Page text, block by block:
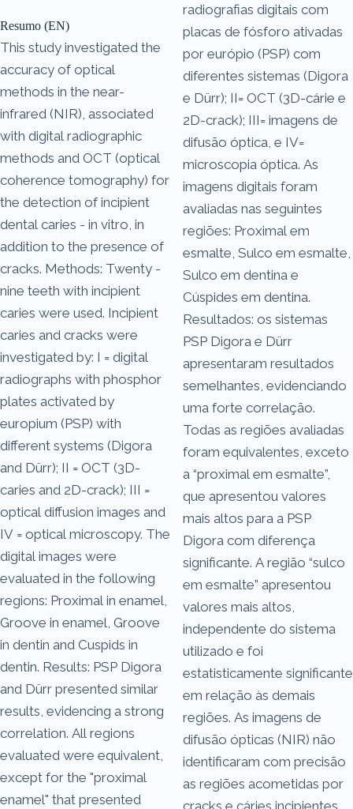
Resumo (EN)
This study investigated the
accuracy of optical
methods in the near-
infrared (NIR), associated
with digital radiographic
methods and OCT (optical
coherence tomography) for
the detection of incipient
dental caries - in vitro, in
addition to the presence of
cracks. Methods: Twenty -
nine teeth with incipient
caries were used. Incipient
caries and cracks were
investigated by: I = digital
radiographs with phosphor
plates activated by
europium (PSP) with
different systems (Digora
and Dürr); II = OCT (3D-
caries and 2D-crack); III =
optical diffusion images and
IV = optical microscopy. The
digital images were
evaluated in the following
regions: Proximal in enamel,
Groove in enamel, Groove
in dentin and Cuspids in
dentin. Results: PSP Digora
and Dürr presented similar
results, evidencing a strong
correlation. All regions
evaluated were equivalent,
except for the "proximal
enamel" that presented
radiografias digitais com
placas de fósforo ativadas
por európio (PSP) com
diferentes sistemas (Digora
e Dürr); II= OCT (3D-cárie e
2D-crack); III= imagens de
difusão óptica, e IV=
microscopia óptica. As
imagens digitais foram
avaliadas nas seguintes
regiões: Proximal em
esmalte, Sulco em esmalte,
Sulco em dentina e
Cúspides em dentina.
Resultados: os sistemas
PSP Digora e Dürr
apresentaram resultados
semelhantes, evidenciando
uma forte correlação.
Todas as regiões avaliadas
foram equivalentes, exceto
a “proximal em esmalte”,
que apresentou valores
mais altos para a PSP
Digora com diferença
significante. A região “sulco
em esmalte” apresentou
valores mais altos,
independente do sistema
utilizado e foi
estatisticamente significante
em relação às demais
regiões. As imagens de
difusão ópticas (NIR) não
identificaram com precisão
as regiões acometidas por
cracks e cáries incipientes.